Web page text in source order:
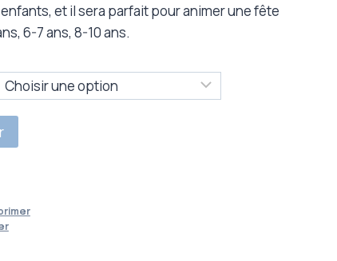
et il sera parfait pour animer une fête
6-7 ans, 8-10 ans.